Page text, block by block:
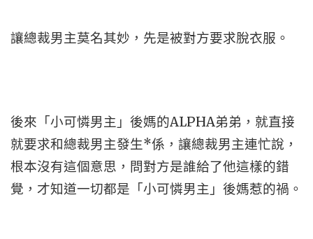
讓總裁男主莫名其妙，先是被對方要求脫衣服。
後來「小可憐男主」後媽的ALPHA弟弟，就直接
就要求和總裁男主發生*係，讓總裁男主連忙說，
根本沒有這個意思，問對方是誰給了他這樣的錯
覺，才知道一切都是「小可憐男主」後媽惹的禍。